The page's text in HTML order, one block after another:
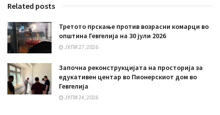
Related posts
Третото прскање против возрасни комарци во
општина Гевгелија на 30 јули 2026
ЈУЛИ 27, 2026
Започна реконструкцијата на просторија за
едукативен центар во Пионерскиот дом во
Гевгелија
ЈУЛИ 24, 2026